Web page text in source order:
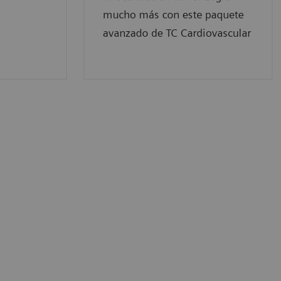
mucho más con este paquete
avanzado de TC Cardiovascular